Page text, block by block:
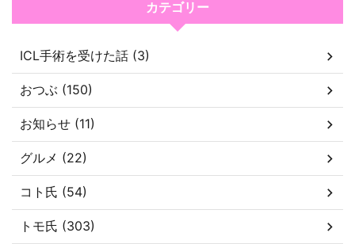
カテゴリー
ICL手術を受けた話 (3)
おつぶ (150)
お知らせ (11)
グルメ (22)
コト氏 (54)
トモ氏 (303)